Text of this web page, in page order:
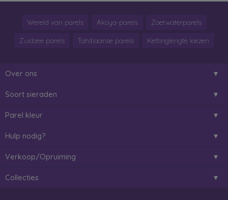
Wereld van parels Akoya-parels Zoetwaterparels
Zuidzee parels Tahitiaanse parels Kettinglengte kiezen
Over ons
Soort sieraden
Parel kleur
Hulp nodig?
Verkoop/Opruiming
Collecties